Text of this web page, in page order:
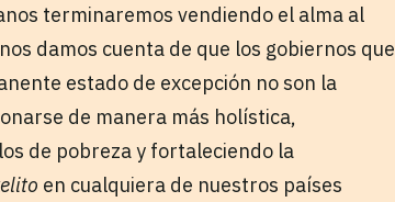
terminaremos vendiendo el alma al
damos cuenta de que los gobiernos que
estado de excepción no son la
de manera más holística,
de pobreza y fortaleciendo la
en cualquiera de nuestros países